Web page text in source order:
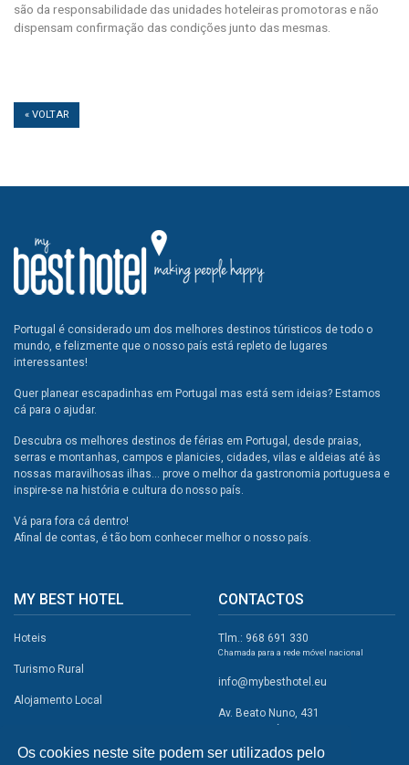
Os cookies neste site podem ser utilizados pelo
são da responsabilidade das unidades hoteleiras promotoras e não
dispensam confirmação das condições junto das mesmas.
« VOLTAR
Portugal é considerado um dos melhores destinos túristicos de todo o
mundo, e felizmente que o nosso país está repleto de lugares
interessantes!
Quer planear escapadinhas em Portugal mas está sem ideias? Estamos
cá para o ajudar.
Descubra os melhores destinos de férias em Portugal, desde praias,
serras e montanhas, campos e planicies, cidades, vilas e aldeias até às
nossas maravilhosas ilhas... prove o melhor da gastronomia portuguesa e
inspire-se na história e cultura do nosso país.
Vá para fora cá dentro!
Afinal de contas, é tão bom conhecer melhor o nosso país.
MY BEST HOTEL
Hoteis
Turismo Rural
Alojamento Local
Campismo
CONTACTOS
Tlm.: 968 691 330
Chamada para a rede móvel nacional
info@mybesthotel.eu
Av. Beato Nuno, 431
2495-401 Fátima